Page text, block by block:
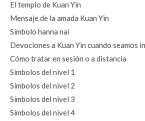
El templo de Kuan Yin
Mensaje de la amada Kuan Yin
Símbolo hanna nai
Devociones a Kuan Yin cuando seamos
Cómo tratar en sesión o a distancia
Símbolos del nivel 1
Símbolos del nivel 2
Símbolos del nivel 3
Símbolos del nivel 4